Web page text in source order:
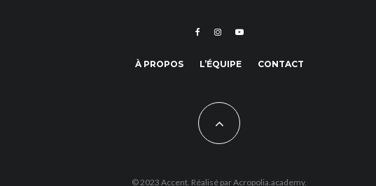
À PROPOS L’ÉQUIPE CONTACT
© 2023 Accent. Réalisé parAcropolia.academy.